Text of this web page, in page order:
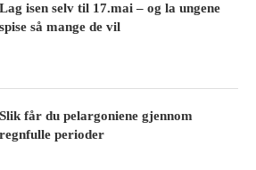
Lag isen selv til 17.mai – og la ungene
spise så mange de vil
Slik får du pelargoniene gjennom
regnfulle perioder